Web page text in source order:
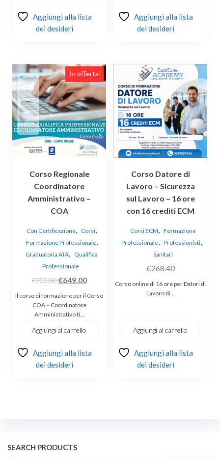
Aggiungi alla lista
dei desideri
Aggiungi alla lista
dei desideri
In offerta!
Corso Regionale
Coordinatore
Amministrativo –
COA
Con Certificazione Corsi
Formazione Professionale,
Graduatoria ATA
Qualifica
Professionale
€700.00 Il
prezzo
originale
era:
€700.00.
€649.00Il
attuale
Il corso di formazione per il Corso
COA – Coordinatore
Amministrativo ti…
Aggiungi al carrello
Aggiungi alla lista
dei desideri
Corso Datore di
Lavoro – Sicurezza
sul Lavoro – 16 ore
con 16 crediti ECM
Corsi ECM
Formazione
Professionale
Professionisti
Sanitari
€268.40
Corso online di 16 ore per Datori di
Lavoro di…
Aggiungi al carrello
Aggiungi alla lista
dei desideri
SEARCH PRODUCTS